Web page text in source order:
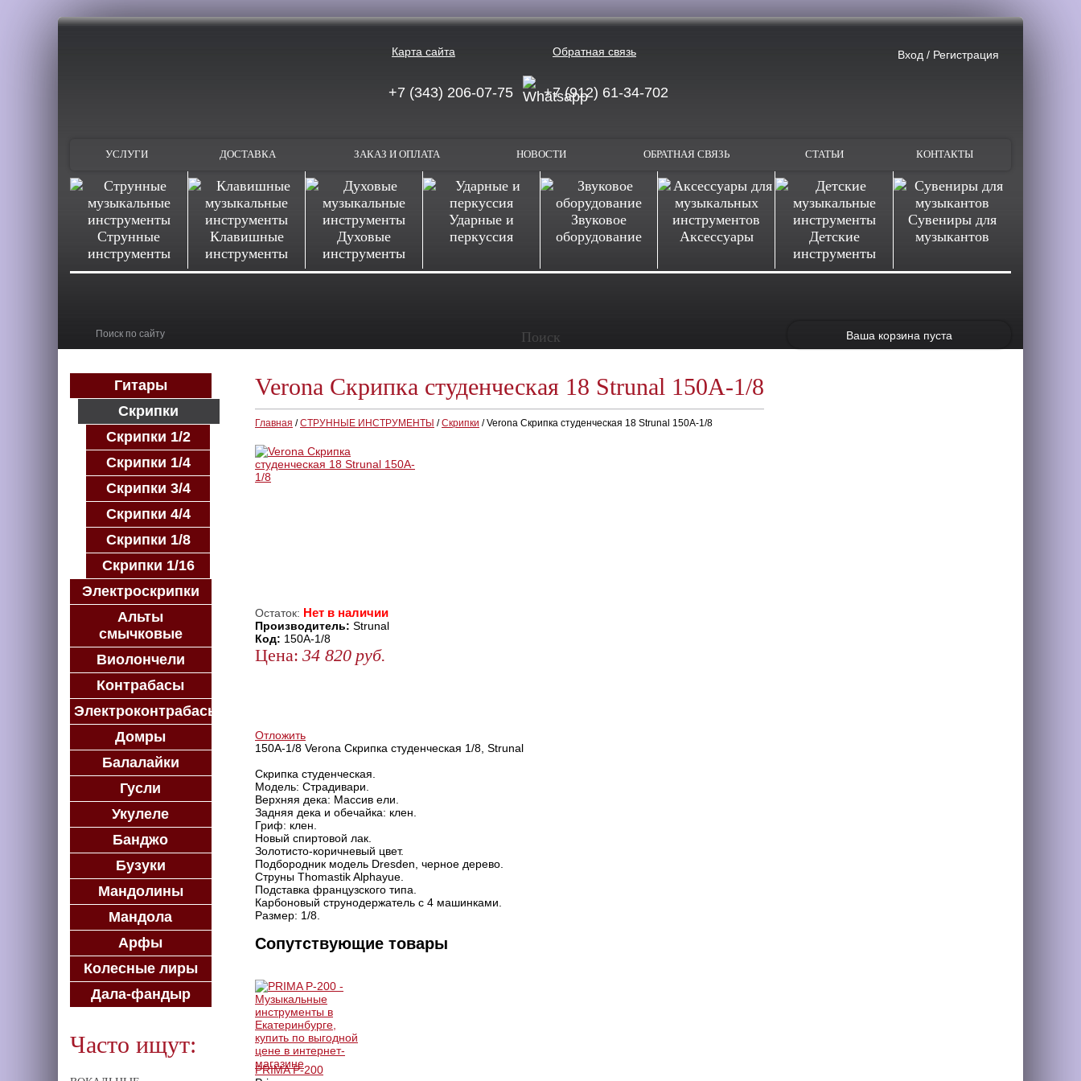
Карта сайта Обратная связь Вход / Регистрация
+7 (343) 206-07-75 +7 (912) 61-34-702
УСЛУГИ ДОСТАВКА ЗАКАЗ И ОПЛАТА НОВОСТИ ОБРАТНАЯ СВЯЗЬ СТАТЬИ КОНТАКТЫ
Струнные
инструменты
Клавишные
инструменты
Духовые
инструменты
Ударные и
перкуссия
Звуковое
оборудование
Аксессуары
Детские
инструменты
Сувениры для
музыкантов
Ваша корзина пуста
Verona Скрипка студенческая 18 Strunal 150A-1/8
Главная /СТРУННЫЕ ИНСТРУМЕНТЫ /Скрипки /Verona Скрипка студенческая 18 Strunal 150A-1/8
Остаток: Нет в наличии
Производитель: Strunal
Код: 150A-1/8
Цена: 34 820 руб.
Отложить
150A-1/8 Verona Скрипка студенческая 1/8, Strunal
Скрипка студенческая.
Модель: Страдивари.
Верхняя дека: Массив ели.
Задняя дека и обечайка: клен.
Гриф: клен.
Новый спиртовой лак.
Золотисто-коричневый цвет.
Подбородник модель Dresden, черное дерево.
Струны Thomastik Alphayue.
Подставка французского типа.
Карбоновый струнодержатель с 4 машинками.
Размер: 1/8.
Сопутствующие товары
PRIMA P-200
Гитары
Скрипки
Скрипки 1/2
Скрипки 1/4
Скрипки 3/4
Скрипки 4/4
Скрипки 1/8
Скрипки 1/16
Электроскрипки
Альты
смычковые
Виолончели
Контрабасы
Электроконтрабасы
Домры
Балалайки
Гусли
Укулеле
Банджо
Бузуки
Мандолины
Мандола
Арфы
Колесные лиры
Дала-фандыр
Часто ищут: